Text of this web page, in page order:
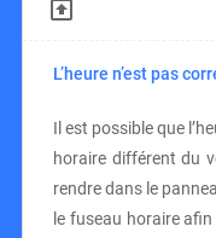
L’heure n’est pas
Il est possible que
horaire différent du
rendre dans le
le fuseau horaire